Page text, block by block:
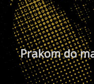
Prakom do